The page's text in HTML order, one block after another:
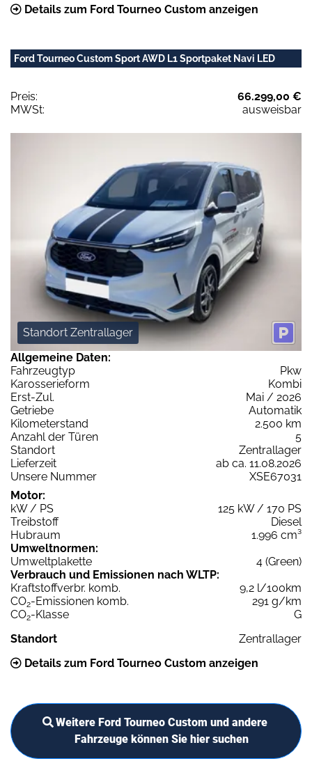
Details zum Ford Tourneo Custom anzeigen
Ford Tourneo Custom Sport AWD L1 Sportpaket Navi LED
Preis:
66.299,00 €
MWSt:
ausweisbar
Standort Zentrallager
Allgemeine Daten:
Fahrzeugtyp
Pkw
Karosserieform
Kombi
Erst-Zul.
Mai / 2026
Getriebe
Automatik
Kilometerstand
2.500 km
Anzahl der Türen
5
Standort
Zentrallager
Lieferzeit
ab ca. 11.08.2026
Unsere Nummer
XSE67031
Motor:
kW / PS
125 kW / 170 PS
Treibstoff
Diesel
Hubraum
1.996 cm³
Umweltnormen:
Umweltplakette
4 (Green)
Verbrauch und Emissionen nach WLTP:
Kraftstoffverbr. komb.
9,2 l/100km
CO2-Emissionen komb.
291 g/km
CO2-Klasse
G
Standort
Zentrallager
Details zum Ford Tourneo Custom anzeigen
Weitere Ford Tourneo Custom und andere
Fahrzeuge können Sie hier suchen